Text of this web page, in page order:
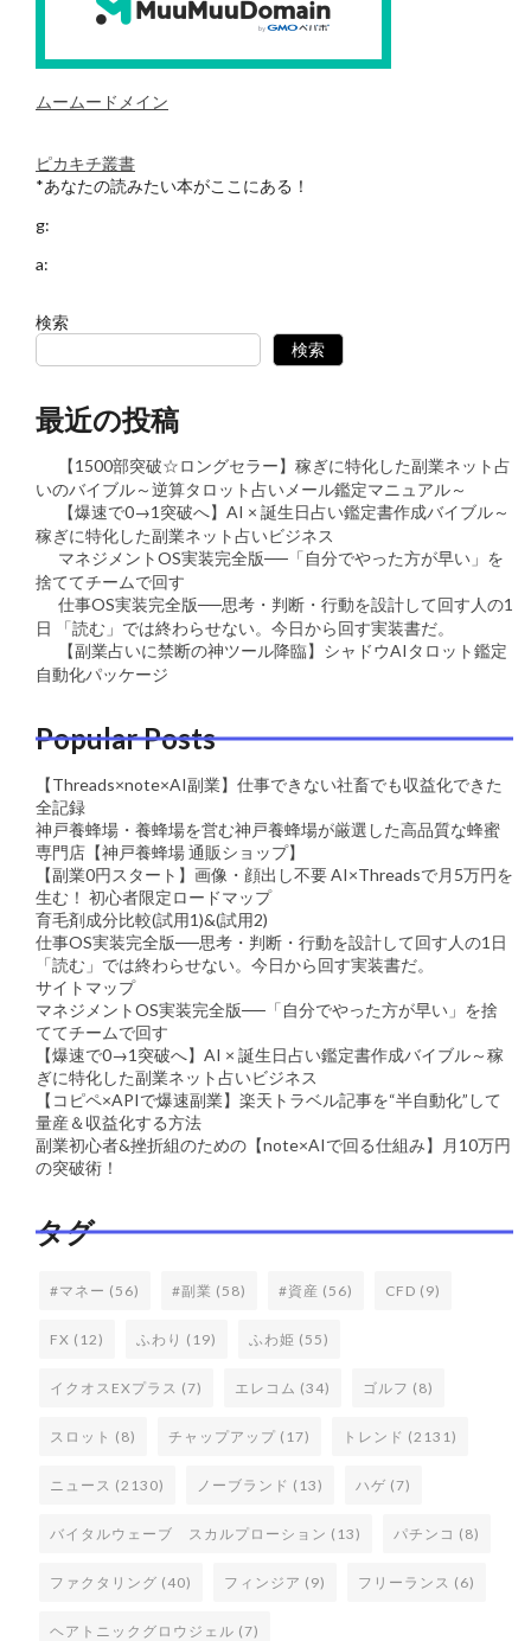
ムームードメイン
ピカキチ叢書
*あなたの読みたい本がここにある！
g:
a:
検索
検索
最近の投稿
【1500部突破☆ロングセラー】稼ぎに特化した副業ネット占
いのバイブル～逆算タロット占いメール鑑定マニュアル～
【爆速で0→1突破へ】AI × 誕生日占い鑑定書作成バイブル～
稼ぎに特化した副業ネット占いビジネス
マネジメントOS実装完全版──「自分でやった方が早い」を
捨ててチームで回す
仕事OS実装完全版──思考・判断・行動を設計して回す人の1
日 「読む」では終わらせない。今日から回す実装書だ。
【副業占いに禁断の神ツール降臨】シャドウAIタロット鑑定
自動化パッケージ
Popular Posts
【Threads×note×AI副業】仕事できない社畜でも収益化できた
全記録
神戸養蜂場・養蜂場を営む神戸養蜂場が厳選した高品質な蜂蜜
専門店【神戸養蜂場 通販ショップ】
【副業0円スタート】画像・顔出し不要 AI×Threadsで月5万円を
生む！ 初心者限定ロードマップ
育毛剤成分比較(試用1)&(試用2)
仕事OS実装完全版──思考・判断・行動を設計して回す人の1日
「読む」では終わらせない。今日から回す実装書だ。
サイトマップ
マネジメントOS実装完全版──「自分でやった方が早い」を捨
ててチームで回す
【爆速で0→1突破へ】AI × 誕生日占い鑑定書作成バイブル～稼
ぎに特化した副業ネット占いビジネス
【コピペ×APIで爆速副業】楽天トラベル記事を“半自動化”して
量産＆収益化する方法
副業初心者&挫折組のための【note×AIで回る仕組み】月10万円
の突破術！
タグ
#マネー (56) #副業 (58) #資産 (56) CFD (9)
FX (12) ふわり (19) ふわ姫 (55)
イクオスEXプラス (7) エレコム (34) ゴルフ (8)
スロット (8) チャップアップ (17) トレンド (2131)
ニュース (2130) ノーブランド (13) ハゲ (7)
バイタルウェーブ スカルプローション (13) パチンコ (8)
ファクタリング (40) フィンジア (9) フリーランス (6)
ヘアトニックグロウジェル (7)